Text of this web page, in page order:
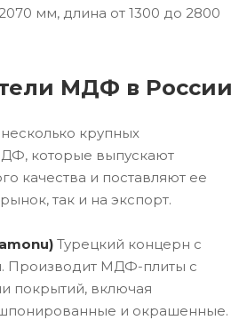
мм, длина от 1300 до 2800
МДФ в России
крупных
которые выпускают
качества и поставляют ее
так и на экспорт.
Турецкий концерн с
Производит МДФ-плиты с
покрытий, включая
и окрашенные.